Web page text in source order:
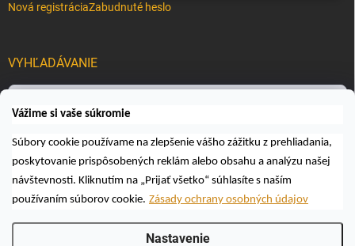
Vážime si vaše súkromie
Súbory cookie používame na zlepšenie vášho zážitku z prehliadania,
poskytovanie prispôsobených reklám alebo obsahu a analýzu našej
návštevnosti. Kliknutím na „Prijať všetko“ súhlasíte s naším
používaním súborov cookie. Zásady ochrany osobných údajov
Nastavenie
Nová registráciaZabudnuté heslo
VYHĽADÁVANIE
Včelárske a poľovnícke potreby AUTOSPOL O.K., s.r.o.
Všetky práva vyhradené.Upraviť nastavenie cookies